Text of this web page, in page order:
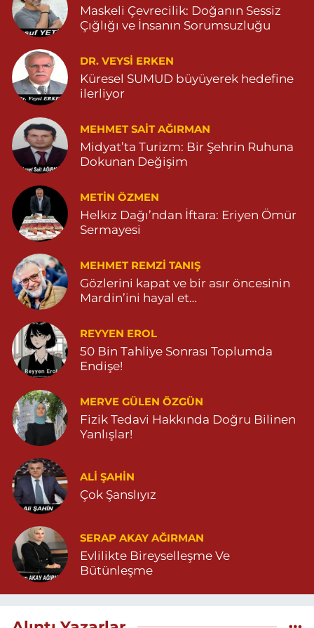
Özdemir Eczanesi
YENİ MAHALLE 3086 SOKAK NO:4 3 04825413121
0 (482) 541 31 21 Yol Tarifi Al
Maskeli Çevrecilik: Doğanın Sessiz
Çığlığı ve İnsanın Sorumsuzluğu
DR. VEYSI ERKEN
Küresel SUMUD büyüyerek hedefine
ilerliyor
MEHMET SAIT AĞIRMAN
Midyat’ta Turizm: Bir Şehrin Ruhuna
Dokunan Değişim
METIN ÖZMEN
Helkız Dağı’ndan İftara: Eriyen Ömür
Sermayesi
MEHMET REMZI TANIŞ
Gözlerini kapat ve bir asır öncesinin
Mardin’ini hayal et…
REYYEN EROL
50 Bin Tahliye Sonrası Toplumda
Endişe!
MERVE GÜLEN ÖZGÜN
Fizik Tedavi Hakkında Doğru Bilinen
Yanlışlar!
ALI ŞAHİN
Çok Şanslıyız
SERAP AKAY AĞIRMAN
Evlilikte Bireyselleşme Ve
Bütünleşme